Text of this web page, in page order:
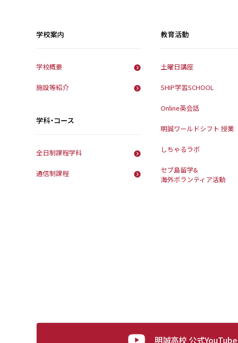
学校案内
学校概要
施設等紹介
学科・コース
全日制課程学科
通信制課程
教育活動
土曜日講座
SHIP学習SCHOOL
Online英会話
明誠ワールドシフト 授業
しちゃるラボ
セブ島留学&
海外ボランティア活動
明誠高校 公式YouTube